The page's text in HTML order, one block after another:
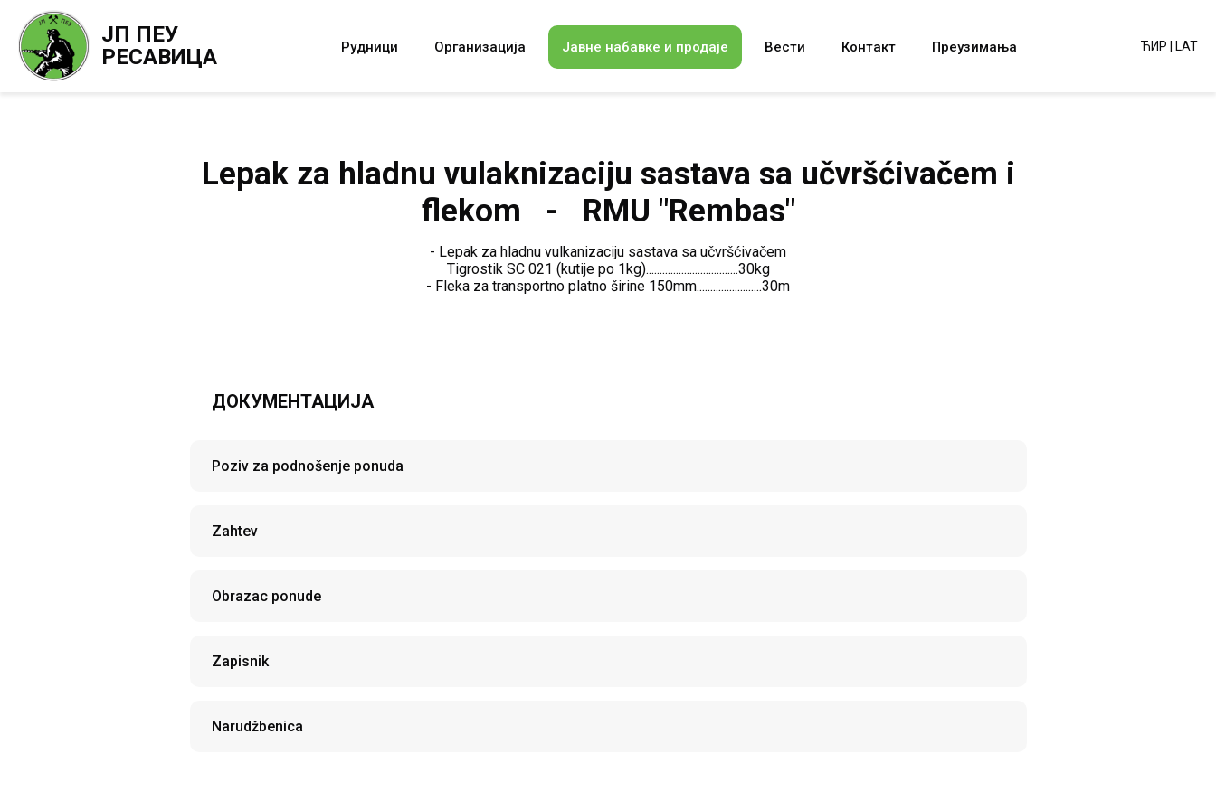
ЈП ПЕУ
РЕСАВИЦА
Рудници Организација Јавне набавке и продаје Вести Контакт Преузимања ЋИР LAT
Lepak za hladnu vulaknizaciju sastava sa učvršćivačem i
flekom - RMU "Rembas"
- Lepak za hladnu vulkanizaciju sastava sa učvršćivačem
Tigrostik SC 021 (kutije po 1kg)..................................30kg
- Fleka za transportno platno širine 150mm........................30m
ДОКУМЕНТАЦИЈА
Poziv za podnošenje ponuda
Zahtev
Obrazac ponude
Zapisnik
Narudžbenica